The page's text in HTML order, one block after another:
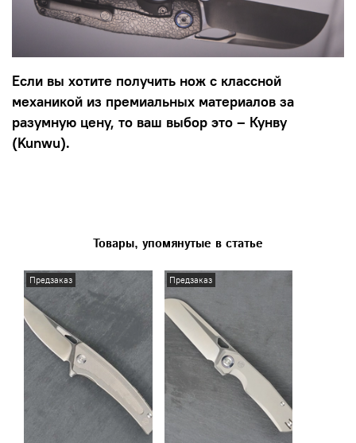
Если вы хотите получить нож с классной
механикой из премиальных материалов за
разумную цену, то ваш выбор это – Кунву
(Kunwu).
Товары, упомянутые в статье
Предзаказ Предзаказ